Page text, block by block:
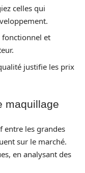
celles qui
fonctionnel et
justifie les prix
maquillage
entre les grandes
sur le marché.
en analysant des